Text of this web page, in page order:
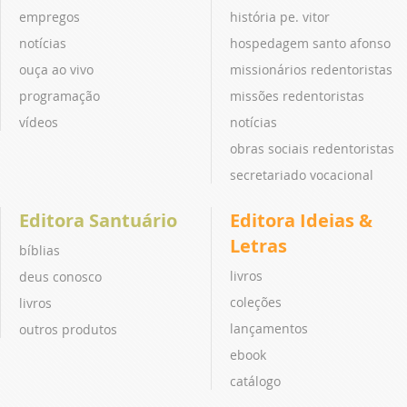
empregos
notícias
ouça ao vivo
programação
vídeos
história pe. vitor
hospedagem santo afonso
missionários redentoristas
missões redentoristas
notícias
obras sociais redentoristas
secretariado vocacional
Editora Santuário
bíblias
deus conosco
livros
outros produtos
Editora Ideias &
Letras
livros
coleções
lançamentos
ebook
catálogo